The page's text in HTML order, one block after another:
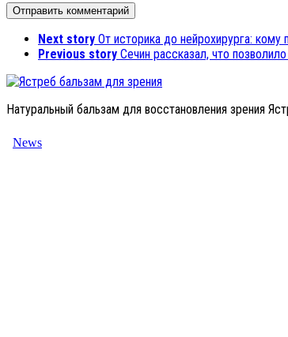
Next story От историка до нейрохирурга:
Previous story Сечин рассказал, что
Натуральный бальзам для восстановления зрения